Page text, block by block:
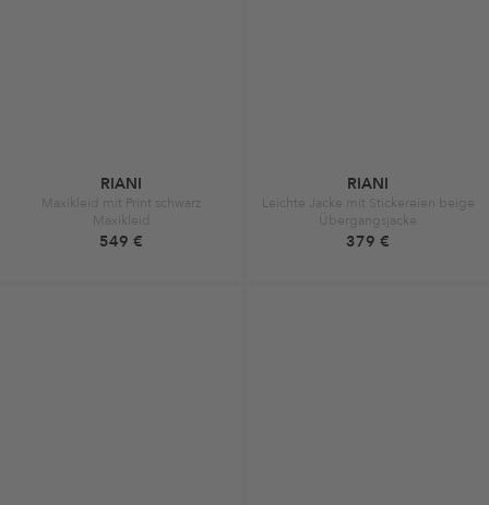
RIANI
Maxikleid mit Print schwarz
Maxikleid
549 €
RIANI
Leichte Jacke mit Stickereien beige
Übergangsjacke
379 €